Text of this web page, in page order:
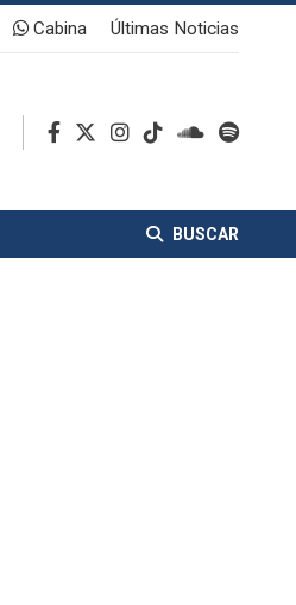
Cabina Últimas Noticias
BUSCAR